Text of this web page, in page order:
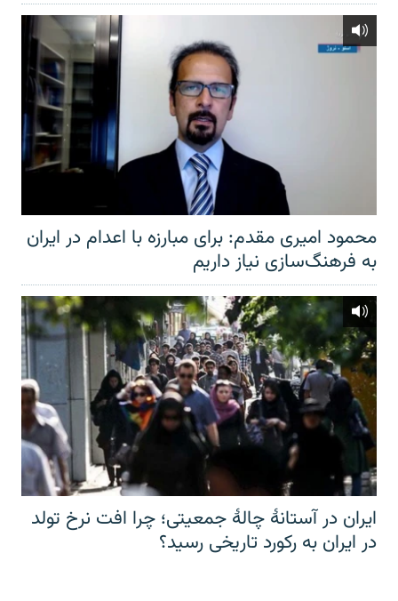
محمود امیری مقدم: برای مبارزه با اعدام در ایران
به فرهنگ‌سازی نیاز داریم
ایران در آستانهٔ چالهٔ جمعیتی؛ چرا افت نرخ تولد
در ایران به رکورد تاریخی رسید؟